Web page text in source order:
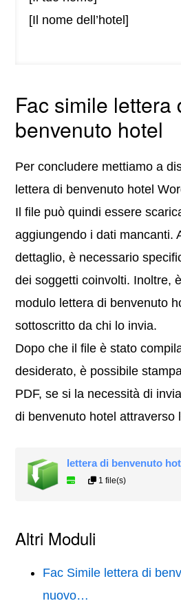
[Il nome dell’hotel]
Fac simile lettera
benvenuto hotel
Per concludere mettiamo a
lettera di benvenuto hotel
Il file può quindi essere
aggiungendo i dati mancanti.
dettaglio, è necessario
dei soggetti coinvolti. Inoltre,
modulo lettera di benvenuto
sottoscritto da chi lo invia.
Dopo che il file è stato
desiderato, è possibile
PDF, se si la necessità di
di benvenuto hotel attraverso
lettera di benvenuto
1 file(s)
Altri Moduli
Fac Simile lettera di
nuovo…